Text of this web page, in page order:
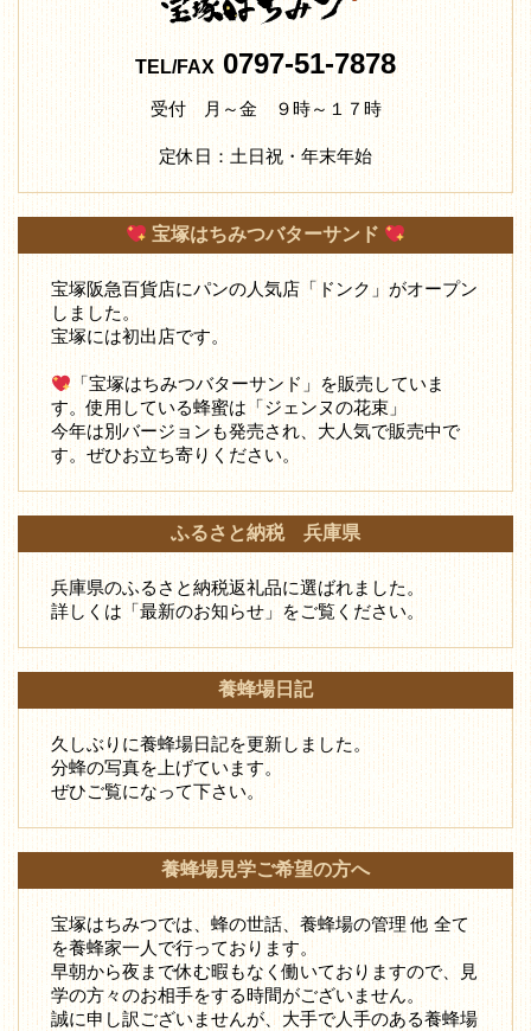
TEL/FAX0797-51-7878
受付 月～金 ９時～１７時
定休日：土日祝・年末年始
宝塚はちみつバターサンド
宝塚阪急百貨店にパンの人気店「ドンク」がオープン
しました。
宝塚には初出店です。
「宝塚はちみつバターサンド」を販売していま
す。使用している蜂蜜は「ジェンヌの花束」
今年は別バージョンも発売され、大人気で販売中で
す。ぜひお立ち寄りください。
ふるさと納税 兵庫県
兵庫県のふるさと納税返礼品に選ばれました。
詳しくは「最新のお知らせ」をご覧ください。
養蜂場日記
久しぶりに養蜂場日記を更新しました。
分蜂の写真を上げています。
ぜひご覧になって下さい。
養蜂場見学ご希望の方へ
宝塚はちみつでは、蜂の世話、養蜂場の管理 他 全て
を養蜂家一人で行っております。
早朝から夜まで休む暇もなく働いておりますので、見
学の方々のお相手をする時間がございません。
誠に申し訳ございませんが、大手で人手のある養蜂場